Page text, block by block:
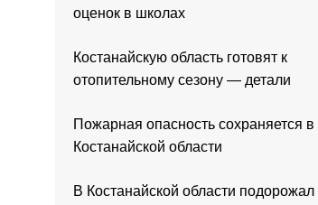
оценок в школах
Костанайскую область готовят к
отопительному сезону — детали
Пожарная опасность сохраняется в
Костанайской области
В Костанайской области подорожал